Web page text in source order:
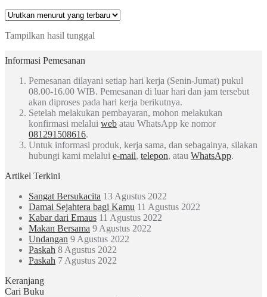
Tampilkan hasil tunggal
Informasi Pemesanan
Pemesanan dilayani setiap hari kerja (Senin-Jumat) pukul
08.00-16.00 WIB. Pemesanan di luar hari dan jam tersebut
akan diproses pada hari kerja berikutnya.
Setelah melakukan pembayaran, mohon melakukan
konfirmasi melalui web atau WhatsApp ke nomor
081291508616.
Untuk informasi produk, kerja sama, dan sebagainya, silakan
hubungi kami melalui e-mail, telepon, atau WhatsApp.
Artikel Terkini
Sangat Bersukacita 13 Agustus 2022
Damai Sejahtera bagi Kamu 11 Agustus 2022
Kabar dari Emaus 11 Agustus 2022
Makan Bersama 9 Agustus 2022
Undangan 9 Agustus 2022
Paskah 8 Agustus 2022
Paskah 7 Agustus 2022
Keranjang
Cari Buku